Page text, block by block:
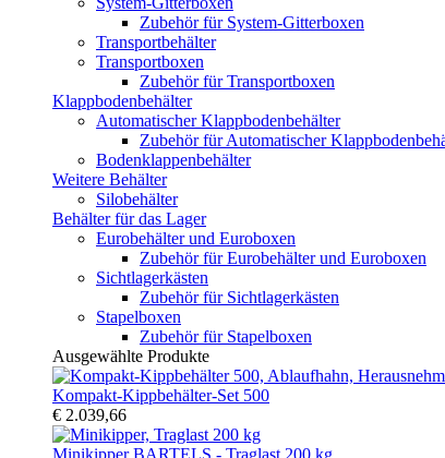
Zubehör für System-Gitterboxen
Transportbehälter
Transportboxen
Zubehör für Transportboxen
Klappbodenbehälter
Automatischer Klappbodenbehälter
Zubehör für Automatischer
Bodenklappenbehälter
Weitere Behälter
Silobehälter
Behälter für das Lager
Eurobehälter und Euroboxen
Zubehör für Eurobehälter und Euroboxen
Sichtlagerkästen
Zubehör für Sichtlagerkästen
Stapelboxen
Zubehör für Stapelboxen
Ausgewählte Produkte
Kompakt-Kippbehälter-Set 500
€ 2.039,66
Minikipper BARTELS - Traglast 200 kg